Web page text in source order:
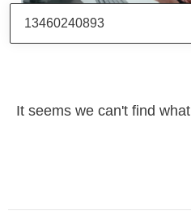
It seems we can't find